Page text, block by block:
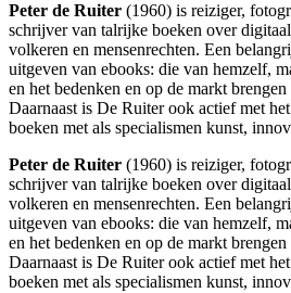
Peter de Ruiter (1960) is reiziger,
schrijver van talrijke boeken over
volkeren en mensenrechten. Een
uitgeven van ebooks: die van hemzelf,
en het bedenken en op de markt
Daarnaast is De Ruiter ook actief met
boeken met als specialismen kunst,
Peter de Ruiter (1960) is reiziger,
schrijver van talrijke boeken over
volkeren en mensenrechten. Een
uitgeven van ebooks: die van hemzelf,
en het bedenken en op de markt
Daarnaast is De Ruiter ook actief met
boeken met als specialismen kunst,